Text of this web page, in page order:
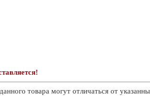
товара могут отличаться от